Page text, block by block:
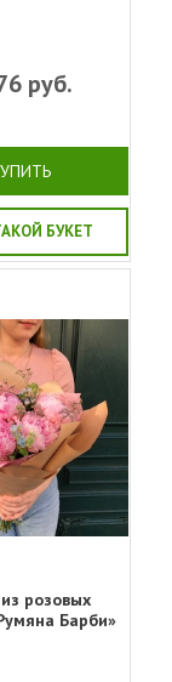
руб.
БУКЕТ
розовых
Барби»